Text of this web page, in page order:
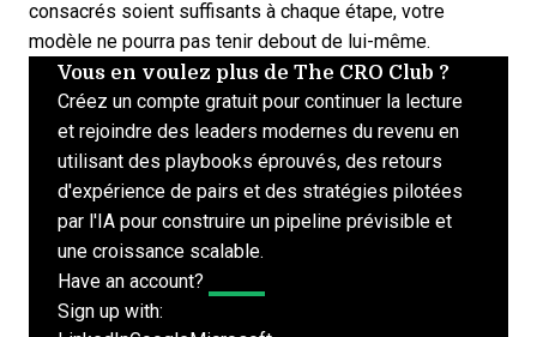
consacrés soient suffisants à chaque étape, votre
modèle ne pourra pas tenir debout de lui-même.
Vous en voulez plus de The CRO Club ?
Créez un compte gratuit pour continuer la lecture
et rejoindre des leaders modernes du revenu en
utilisant des playbooks éprouvés, des retours
d'expérience de pairs et des stratégies pilotées
par l'IA pour construire un pipeline prévisible et
une croissance scalable.
Have an account?
Sign up with: